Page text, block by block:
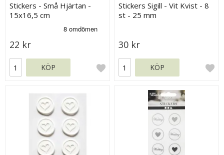
Stickers - Små Hjärtan -
15x16,5 cm
22 kr
KÖP
Stickers Sigill - Vit Kvist - 8
st - 25 mm
30 kr
KÖP